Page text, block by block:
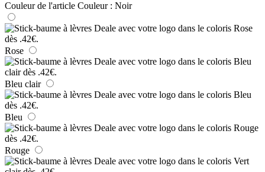
Couleur de l'article Couleur : Noir
Rose
Bleu clair
Bleu
Rouge